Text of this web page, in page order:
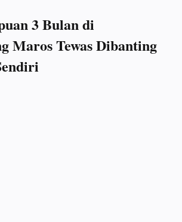
3 Bulan di
Maros Tewas Dibanting